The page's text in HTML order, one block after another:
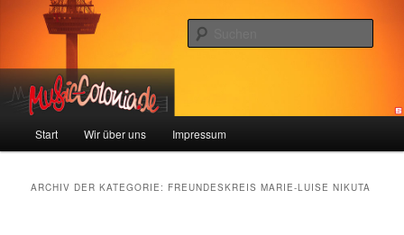
sekundären
wechselnmusic-colonia
Colonia und Musik!
Start Wir über uns Impressum
ARCHIV DER KATEGORIE: FREUNDESKREIS MARIE-LUISE NIKUTA